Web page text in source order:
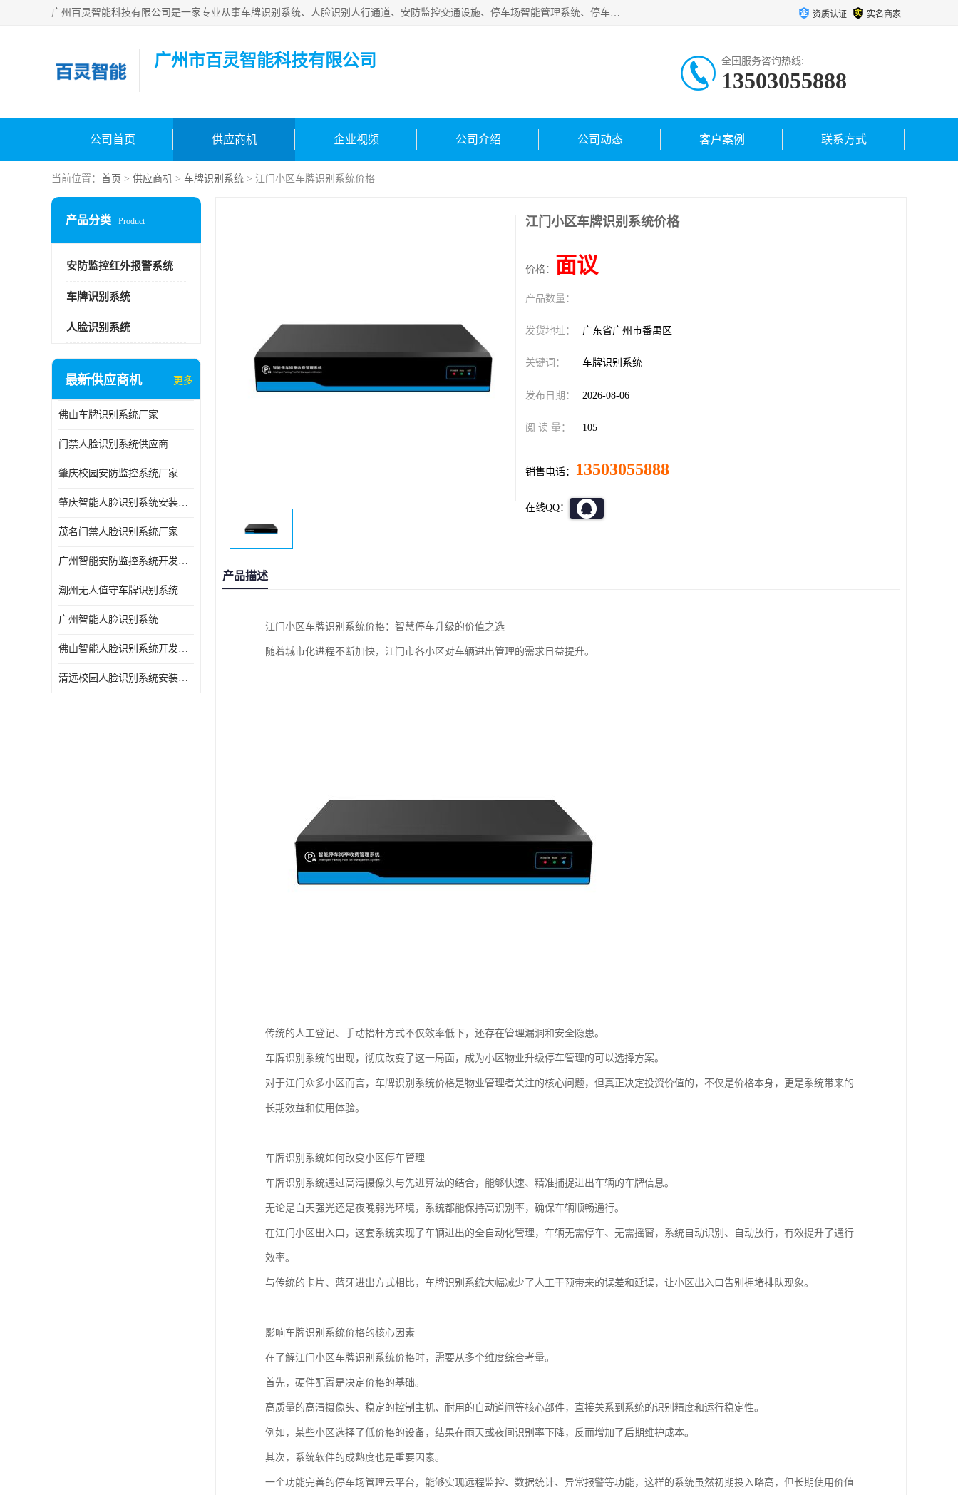
广州百灵智能科技有限公司是一家专业从事车牌识别系统、人脸识别人行通道、安防监控交通设施、停车场智能管理系统、停车场云平台、车牌识别一体机、自动道闸、通道设备、交通设施及交通划线等产品研发、生产和销售的高新技术企业。 资质认证 实名商家
广州市百灵智能科技有限公司 全国服务咨询热线:
13503055888
公司首页 供应商机 企业视频 公司介绍 公司动态 客户案例 联系方式
当前位置： 首页 > 供应商机 > 车牌识别系统 > 江门小区车牌识别系统价格
产品分类 Product
安防监控红外报警系统
车牌识别系统
人脸识别系统
最新供应商机 更多
佛山车牌识别系统厂家
门禁人脸识别系统供应商
肇庆校园安防监控系统厂家
肇庆智能人脸识别系统安装公司
茂名门禁人脸识别系统厂家
广州智能安防监控系统开发团队
潮州无人值守车牌识别系统公司
广州智能人脸识别系统
佛山智能人脸识别系统开发团队
清远校园人脸识别系统安装公司
江门小区车牌识别系统价格
价格： 面议
产品数量：
发货地址： 广东省广州市番禺区
关键词： 车牌识别系统
发布日期： 2026-08-06
阅 读 量： 105
销售电话： 13503055888
在线QQ：
产品描述
江门小区车牌识别系统价格：智慧停车升级的价值之选
随着城市化进程不断加快，江门市各小区对车辆进出管理的需求日益提升。
传统的人工登记、手动抬杆方式不仅效率低下，还存在管理漏洞和安全隐患。
车牌识别系统的出现，彻底改变了这一局面，成为小区物业升级停车管理的可以选择方案。
对于江门众多小区而言，车牌识别系统价格是物业管理者关注的核心问题，但真正决定投资价值的，不仅是价格本身，更是系统带来的
长期效益和使用体验。
车牌识别系统如何改变小区停车管理
车牌识别系统通过高清摄像头与先进算法的结合，能够快速、精准捕捉进出车辆的车牌信息。
无论是白天强光还是夜晚弱光环境，系统都能保持高识别率，确保车辆顺畅通行。
在江门小区出入口，这套系统实现了车辆进出的全自动化管理，车辆无需停车、无需摇窗，系统自动识别、自动放行，有效提升了通行
效率。
与传统的卡片、蓝牙进出方式相比，车牌识别系统大幅减少了人工干预带来的误差和延误，让小区出入口告别拥堵排队现象。
影响车牌识别系统价格的核心因素
在了解江门小区车牌识别系统价格时，需要从多个维度综合考量。
首先，硬件配置是决定价格的基础。
高质量的高清摄像头、稳定的控制主机、耐用的自动道闸等核心部件，直接关系到系统的识别精度和运行稳定性。
例如，某些小区选择了低价格的设备，结果在雨天或夜间识别率下降，反而增加了后期维护成本。
其次，系统软件的成熟度也是重要因素。
一个功能完善的停车场管理云平台，能够实现远程监控、数据统计、异常报警等功能，这样的系统虽然初期投入略高，但长期使用价值